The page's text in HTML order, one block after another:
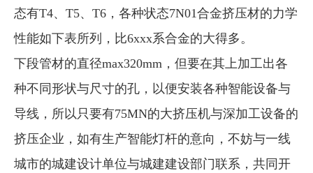
态有T4、T5、T6，各种状态7N01合金挤压材的力学
性能如下表所列，比6xxx系合金的大得多。
下段管材的直径max320mm，但要在其上加工出各
种不同形状与尺寸的孔，以便安装各种智能设备与
导线，所以只要有75MN的大挤压机与深加工设备的
挤压企业，如有生产智能灯杆的意向，不妨与一线
城市的城建设计单位与城建建设部门联系，共同开